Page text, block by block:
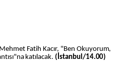
Fatih Kacır, "Ben Okuyorum,
katılacak. (İstanbul/14.00)